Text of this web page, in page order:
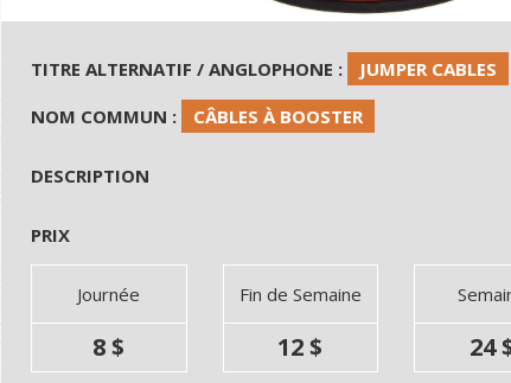
TITRE ALTERNATIF / ANGLOPHONE :
JUMPER CABLES
NOM COMMUN :
CÂBLES À BOOSTER
DESCRIPTION
PRIX
Journée
8 $
Fin de Semaine
12 $ 24